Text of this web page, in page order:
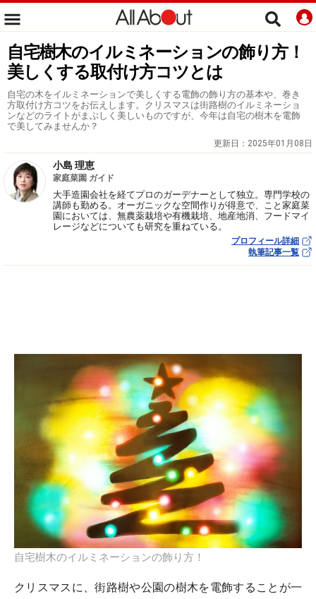
自宅樹木のイルミネーションの飾り方！
美しくする取付け方コツとは
自宅の木をイルミネーションで美しくする電飾の飾り方の基本や、巻き
方取付け方コツをお伝えします。クリスマスは街路樹のイルミネーショ
ンなどのライトがまぶしく美しいものですが、今年は自宅の樹木を電飾
で美してみませんか？
更新日： 2025年01月08日
小島 理恵
家庭菜園 ガイド
大手造園会社を経てプロのガーデナーとして独立。専門学校の
講師も勤める。オーガニックな空間作りが得意で、こと家庭菜
園においては、無農薬栽培や有機栽培、地産地消、フードマイ
レージなどについても研究を重ねている。
プロフィール詳細
執筆記事一覧
自宅樹木のイルミネーションの飾り方！
クリスマスに、街路樹や公園の樹木を電飾することが一